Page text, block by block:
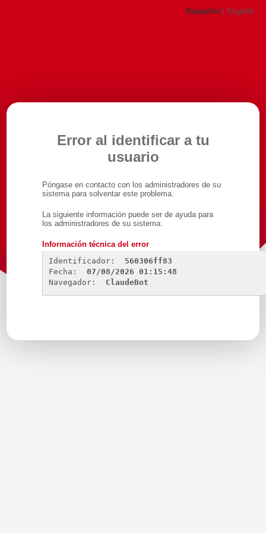
Español | English
Error al identificar a tu
usuario
Póngase en contacto con los administradores de su
sistema para solventar este problema.
La siguiente información puede ser de ayuda para
los administradores de su sistema:
Información técnica del error
Identificador:
560306ff83
Fecha:
07/08/2026 01:15:48
Navegador:
ClaudeBot